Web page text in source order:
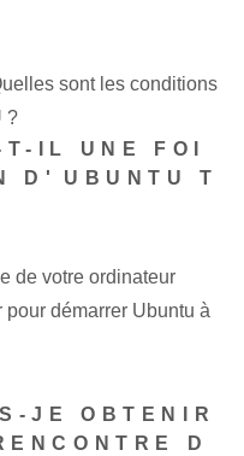
sont les conditions
?
IL UNE FOI
D'⁤UBUNTU T
de votre ordinateur
démarrer Ubuntu à
JE OBTENIR
D